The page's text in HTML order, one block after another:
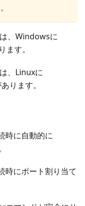
、Windowsに
す。
、Linuxに
ります。
時に自動的に
時にポート割り当て